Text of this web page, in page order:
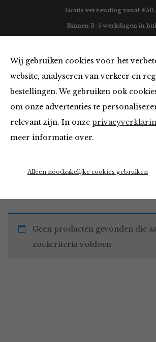
Wij gebruiken cookies voor het
website, analyseren van verkeer en
bestellingen. We gebruiken ook
om onze advertenties te
relevant zijn. In onze
meer informatie over.
Alleen noodzakelijke cookies gebruiken
Gratis verzending vanaf
Binnen 3-5 werkdagen in
Tops en Blouses
Home Winkel Kleding Tops
Geen producten gevonden die
zoekcriteria voldoen.